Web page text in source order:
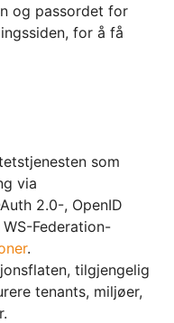
og passordet for
for å få
som
via
2.0-, OpenID
Federation-
.
tilgjengelig
tenants, miljøer,